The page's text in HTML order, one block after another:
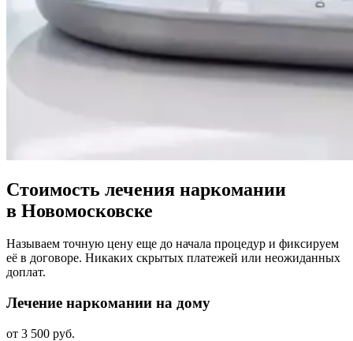
Стоимость лечения наркомании
в Новомосковске
Называем точную цену еще до начала процедур и фиксируем
её в договоре. Никаких скрытых платежей или неожиданных
доплат.
Лечение наркомании на дому
от 3 500 руб.